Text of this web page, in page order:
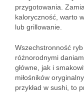
przygotowania.
kaloryczność, warto
lub grillowanie.
Wszechstronność
różnorodnymi
główne, jak i
miłośników
przykład w sushi, to